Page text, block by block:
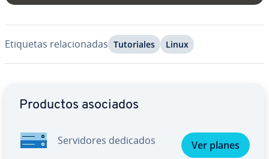
Etiquetas re­la­cio­na­das Tu­to­ria­les Linux
Productos asociados
Se­r­vi­do­res dedicados Ver planes